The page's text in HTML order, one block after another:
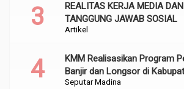
Artikel
REALITAS KERJA MEDIA
TANGGUNG JAWAB SOSIAL
Seputar Madina
KMM Realisasikan Program
Banjir dan Longsor di